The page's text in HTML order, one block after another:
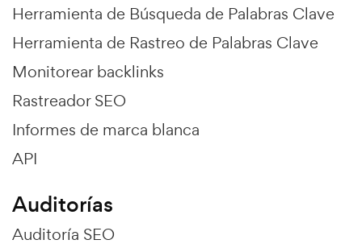
Herramienta de Búsqueda de Palabras Clave
Herramienta de Rastreo de Palabras Clave
Monitorear backlinks
Rastreador SEO
Informes de marca blanca
API
Auditorías
Auditoría SEO